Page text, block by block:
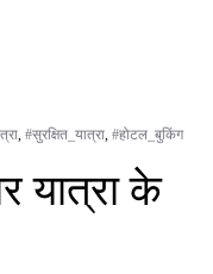
, #सुरक्षित_यात्रा, #होटल_बुकिंग
यात्रा के